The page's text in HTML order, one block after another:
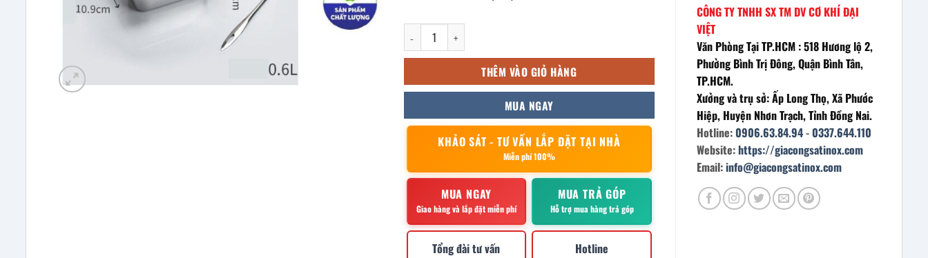
khay đựng gia vị inox 17.3x10.9x6.5cm số lượng
THÊM VÀO GIỎ HÀNG
MUA NGAY
KHẢO SÁT - TƯ VẤN LẮP ĐẶT TẠI NHÀ
Miễn phí 100%
MUA NGAY
Giao hàng và lắp đặt miễn phí
MUA TRẢ GÓP
Hỗ trợ mua hàng trả góp
Tổng đài tư vấn Hotline
CÔNG TY TNHH SX TM DV CƠ KHÍ ĐẠI
VIỆT
Văn Phòng Tại TP.HCM : 518 Hương lộ 2,
Phường Bình Trị Đông, Quận Bình Tân,
TP.HCM.
Xưởng và trụ sở: Ấp Long Thọ, Xã Phước
Hiệp, Huyện Nhơn Trạch, Tỉnh Đồng Nai.
Hotline:0906.63.84.94-0337.644.110
Website:https://giacongsatinox.com
Email:info@giacongsatinox.com